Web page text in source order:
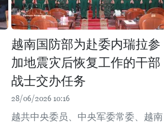
越南国防部为赴委内瑞拉参
加地震灾后恢复工作的干部
战士交办任务
28/06/2026 10:16
越共中央委员、中央军委常委、越南